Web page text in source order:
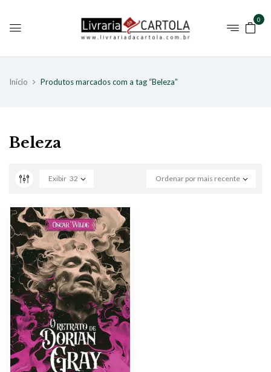
0
Início Produtos marcados com a tag “Beleza”
Beleza
Ordenar por mais recente
Exibir 32